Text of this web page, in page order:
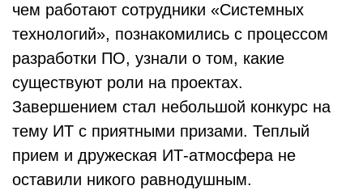
чем работают сотрудники «Системных
технологий», познакомились с процессом
разработки ПО, узнали о том, какие
существуют роли на проектах.
Завершением стал небольшой конкурс на
тему ИТ с приятными призами. Теплый
прием и дружеская ИТ-атмосфера не
оставили никого равнодушным.